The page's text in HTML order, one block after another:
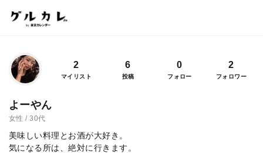
2
マイリスト
6
投稿
0
フォロー
2
フォロワー
よーやん
女性 / 30代
美味しい料理とお酒が大好き。
気になる所は、絶対に行きます。